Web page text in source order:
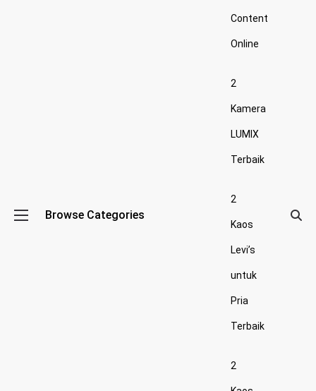
Browse Categories
Content
Online
2
Kamera
LUMIX
Terbaik
2
Kaos
Levi’s
untuk
Pria
Terbaik
2